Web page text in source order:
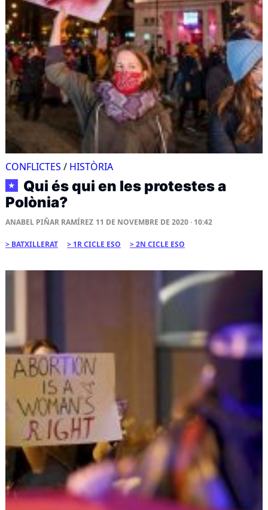
CONFLICTES / HISTÒRIA
★
Qui és qui en les protestes a
Polònia?
ANABEL PIÑAR RAMÍREZ 11 DE NOVEMBRE DE 2020 · 10:42
BATXILLERAT 1R CICLE ESO 2N CICLE ESO